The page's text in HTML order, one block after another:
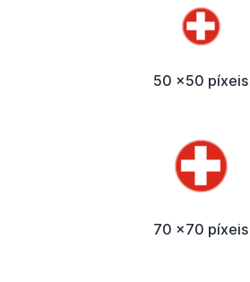
50 x50 píxeis
70 x70 píxeis